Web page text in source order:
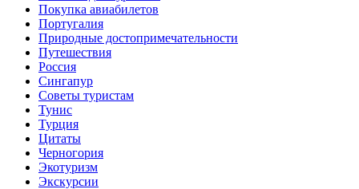
Покупка авиабилетов
Португалия
Природные достопримечательности
Путешествия
Россия
Сингапур
Советы туристам
Тунис
Турция
Цитаты
Черногория
Экотуризм
Экскурсии